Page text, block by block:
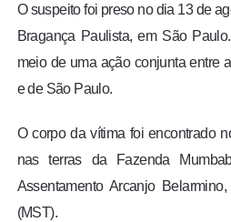
O suspeito foi preso no dia 13 de
Bragança Paulista, em São
meio de uma ação conjunta entre
e de São Paulo.
O corpo da vítima foi encontrado
nas terras da Fazenda
Assentamento Arcanjo
(MST).